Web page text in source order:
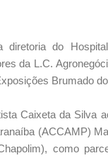
do
da L.C.
Brumado
Caixeta da Silva
(ACCAMP)
como